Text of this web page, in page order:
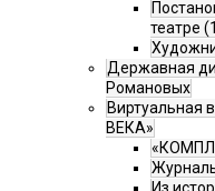
театре
Державная
Романовых
Виртуальная
ВЕКА»